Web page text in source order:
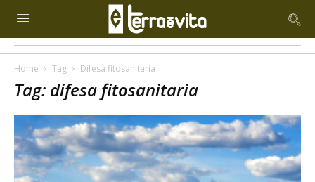
Home Tag Difesa fitosanitaria
Tag: difesa fitosanitaria